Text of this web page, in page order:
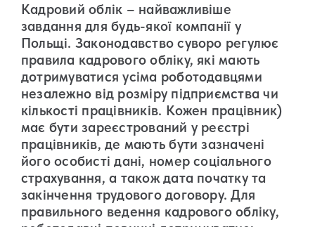
Кадровий облік – найважливіше
завдання для будь-якої компанії у
Польщі. Законодавство суворо регулює
правила кадрового обліку, які мають
дотримуватися усіма роботодавцями
незалежно від розміру підприємства чи
кількості працівників. Кожен працівник)
має бути зареєстрований у реєстрі
працівників, де мають бути зазначені
його особисті дані, номер соціального
страхування, а також дата початку та
закінчення трудового договору. Для
правильного ведення кадрового обліку,